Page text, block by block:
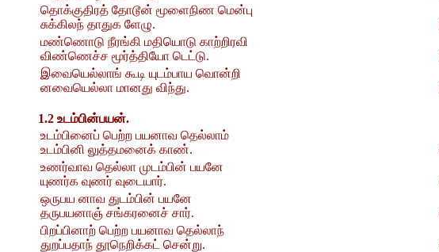
தொக்குதிரத் தோடூன் மூளைநிண மென்பு
சுக்கிலந் தாதுக ளேழு.
மண்ணொடு நீரங்கி மதியொடு காற்றிரவி
விண்ணெச்ச மூர்த்தியோ டெட்டு.
இவையெல்லாங் கூடி யுடம்பாய வொன்றி
னவையெல்லா மானது விந்து.
1.2 உடம்பின்பயன்.
உடம்பினைப் பெற்ற பயனாவ தெல்லாம்
உடம்பினி லுத்தமனைக் காண்.
உணர்வாவ தெல்லா முடம்பின் பயனே
யுணர்க வுணர் வுடையார்.
ஒருபய னாவ துடம்பின் பயனே
தருபயனாஞ் சங்கரனைச் சார்.
பிறப்பினாற் பெற்ற பயனாவ தெல்லாந்
துறப்பதாந் தூநெறிக்கட் சென்று.